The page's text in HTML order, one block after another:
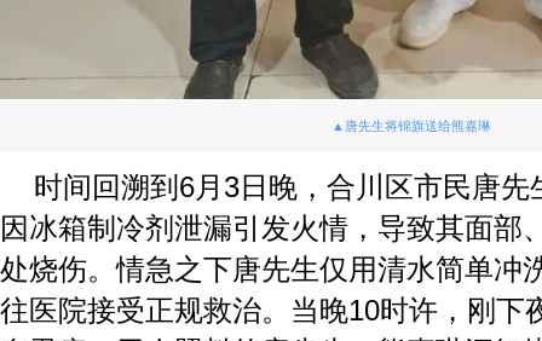
▲唐先生将锦旗送给熊嘉琳
时间回溯到6月3日晚，合川区市民唐
因冰箱制冷剂泄漏引发火情，导致其面部
处烧伤。情急之下唐先生仅用清水简单冲
往医院接受正规救治。当晚10时许，刚下